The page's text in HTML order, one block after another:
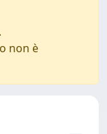
.
non è